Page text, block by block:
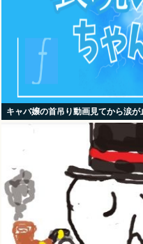
キャバ嬢の首吊り動画見てから涙が